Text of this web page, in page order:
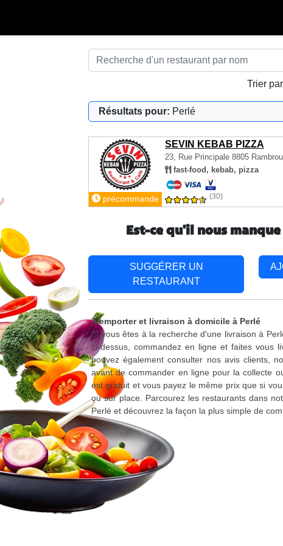
Trier
Résultats pour: Perlé
SEVIN KEBAB PIZZA
23, Rue Principale 8805
fast-food, kebab, pizza
précommande (30)
Est-ce qu'il nous
SUGGÉRER UN
RESTAURANT
A emporter et livraison à domicile à Perlé
Si vous êtes à la recherche d'une livraison à
ci-dessus, commandez en ligne et faites vous
pouvez également consulter nos avis clients,
avant de commander en ligne pour la collecte
est gratuit et vous payez le même prix que si
ou sur place. Parcourez les restaurants dans
Perlé et découvrez la façon la plus simple de